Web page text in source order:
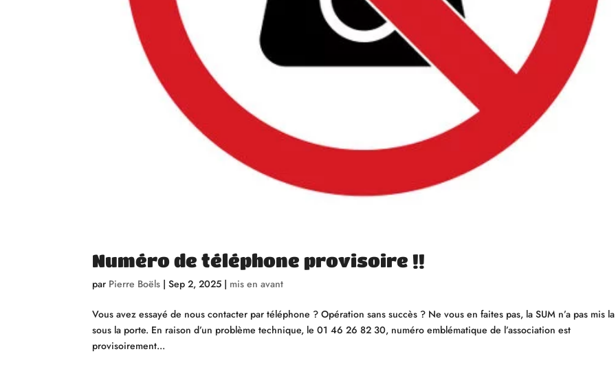
Numéro de téléphone provisoire !!
par Pierre Boëls |Sep 2, 2025 | mis en avant
Vous avez essayé de nous contacter par téléphone ? Opération sans succès ? Ne vous en faites pas, la SUM n’a pas mis
sous la porte. En raison d’un problème technique, le 01 46 26 82 30, numéro emblématique de l’association est
provisoirement...